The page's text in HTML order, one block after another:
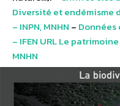
Diversité et endémisme
– INPN, MNHN –
– IFEN URL Le
MNHN